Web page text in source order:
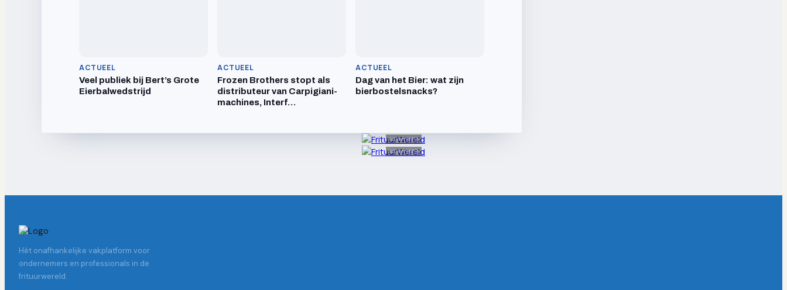
ACTUEEL
Veel publiek bij Bert’s Grote
Eierbalwedstrijd
ACTUEEL
Frozen Brothers stopt als
distributeur van Carpigiani-
machines, Interf…
ACTUEEL
Dag van het Bier: wat zijn
bierbostelsnacks?
Advertentie
Advertentie
Hét onafhankelijke vakplatform voor
ondernemers en professionals in de
frituurwereld.